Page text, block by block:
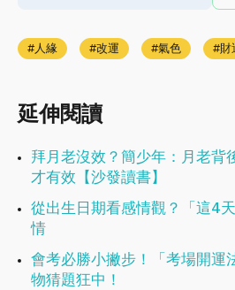
人緣 改運 氣色 財
延伸閱讀
拜月老沒效？簡少年：月老背
才有效【沙發讀書】
從出生日期看感情觀？「這4
情
會考必勝小撇步！「考場開運
物猜題狂中！